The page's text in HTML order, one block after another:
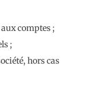
comptes ;
;
hors cas